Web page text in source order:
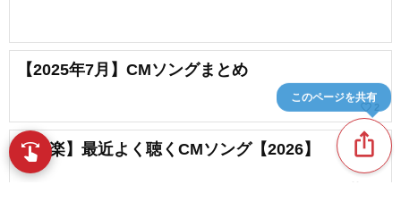
【2025年7月】CMソングまとめ
favorite_border
【洋楽】最近よく聴くCMソング【2026】 ios_share
このページを共有
swipe 指先で音楽をブラウズ